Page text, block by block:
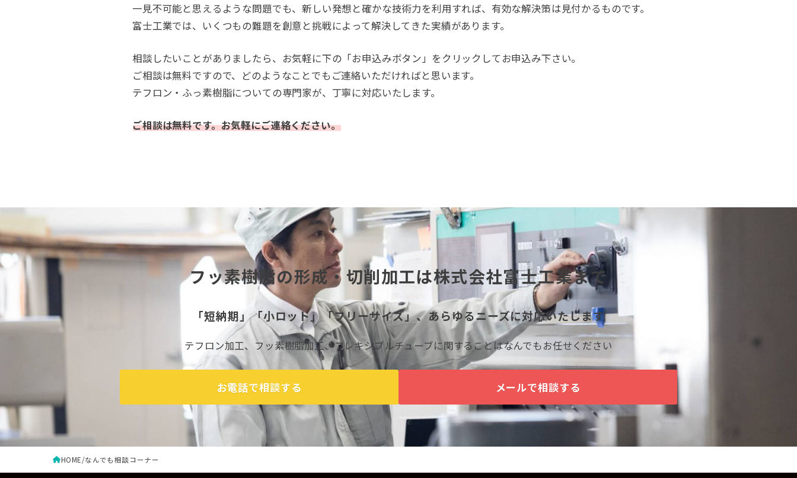
一見不可能と思えるような問題でも、新しい発想と確かな技術力を利用すれば、有効な解決策は見付かるものです。
富士工業では、いくつもの難題を創意と挑戦によって解決してきた実績があります。
相談したいことがありましたら、お気軽に下の「お申込みボタン」をクリックしてお申込み下さい。
ご相談は無料ですので、どのようなことでもご連絡いただければと思います。
テフロン・ふっ素樹脂についての専門家が、丁寧に対応いたします。
ご相談は無料です。お気軽にご連絡ください。
フッ素樹脂の形成・切削加工は株式会社富士工業まで
「短納期」「小ロット」「フリーサイズ」、あらゆるニーズに対応いたします
テフロン加工、フッ素樹脂加工、フレキシブルチューブに関することはなんでもお任せください
お電話で相談する メールで相談する
HOME なんでも相談コーナー